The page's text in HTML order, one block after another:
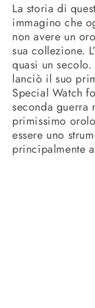
La storia di
immagino che
non avere un
sua collezione.
quasi un secolo.
lanciò il suo
Special Watch
seconda guerra
primissimo
essere uno
principalmente